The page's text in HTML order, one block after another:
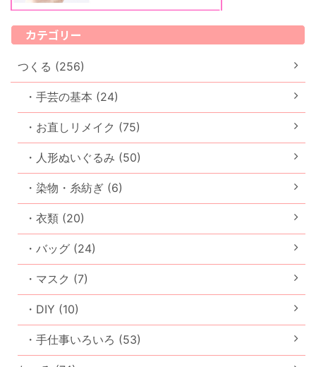
カテゴリー
つくる (256)
・手芸の基本 (24)
・お直しリメイク (75)
・人形ぬいぐるみ (50)
・染物・糸紡ぎ (6)
・衣類 (20)
・バッグ (24)
・マスク (7)
・DIY (10)
・手仕事いろいろ (53)